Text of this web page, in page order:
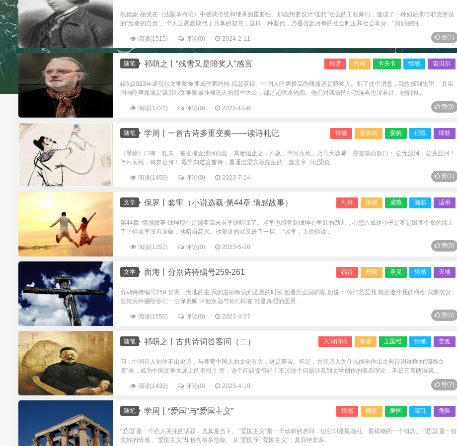
埃德蒙·柏克在《法国革命论》中强调传统和继承的重要性。那些想要设计“理想”社会的工程师们，造成了一种如后来哈耶克所说
的“致命的自负”。个人之愚蠢取代了共享的智慧，这样一种取代，乃是否定所有的社会制度和社会本身。“我们害怕...
阅读(1515) 评论(0) 2024-2-11 赞(1)
随笔 残雪 约翰 卡夫卡 情感 诺贝尔
祁萌之丨“残雪又是陪奖人”感言
得知2023年诺贝尔文学奖被挪威作家约翰·福瑟获得。中国人呼声极高的残雪还是陪奖人。听了这个消息，我也感到失望。 其实
国内呼声残雪是诺贝尔文学奖最佳候选人的那些大众，都是起哄凑热闹。他们对残雪的小说连看也没看过。他们的...
阅读(1722) 评论(0) 2023-10-6 赞(9)
随笔 情感 梁实秋 委婉 记载 绵软
学周丨一首古诗多重变奏——读诗札记
《琴操》曰有一狂夫，被发提壶涉河而渡，其妻追止之，不及，堕河而死。乃号天嘘唏，鼓箜篌而歌曰： 公无渡河，公竟渡河！
堕河而死，将奈公何！ 最早知道这首诗，是通过梁实秋先生的一篇文章《记梁任...
阅读(1459) 评论(0) 2023-7-14 赞(1)
文学 礼拜 情感 成熟 脑筋 适用
保罗丨套牢（小说选载·第44章 情感故事）
第44章 情感故事 钱坤现在是蹦着高来老李这听课了。老李也感觉到钱坤心里鼓的劲儿，心想八成这小子是不是跟哪个女的搞上
了？但老李没有道破，他暗自高兴。他要讲的就又进了一层。 “老李，上次你说...
阅读(1352) 评论(0) 2023-5-26 赞(0)
文学 福音 救赎 圣灵 情感 天地
面海丨分别诗待编号259-261
分别诗待编号259 父啊，天地的主 我的主耶稣说到圣灵的时候 他是怎么说的呢 他说： 你们若爱我 就必遵守我的命令 我要求父
父就另外赐给你们一位保惠师 叫他永远与你们同在 就是真理的圣灵 ...
阅读(1550) 评论(0) 2023-4-27 赞(0)
随笔 人间词话 李煜 王国维 情感 苦难
祁萌之丨古典诗词答客问（二）
问：中国诗人创作不出史诗，与养育中国人的文化有关，这是事实。但是，古代诗人为什么能创作出古典诗词这样的“阳春白
雪”来，成为中国文学大厦上的皇冠？ 答：这个问题提得好！不过这个问题涉及到文学创作的复杂理论，不是三言两语就...
阅读(1430) 评论(0) 2023-4-10 赞(7)
随笔 情感 概念 爱国 混乱 危险
学周丨“爱国”与“爱国主义”
“爱国”是一个惹人关注的话题，尤其是当下。 “爱国主义”是一个动听的名词，但它却是最混乱、最模糊的一个概念。 “爱国”是一份
美好的情感，“爱国主义”却包含很多危险。 从“爱国”到“爱国主义”，其间绝非多...